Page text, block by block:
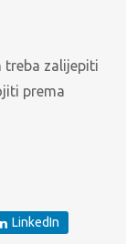
treba zalijepiti
prema
LinkedIn